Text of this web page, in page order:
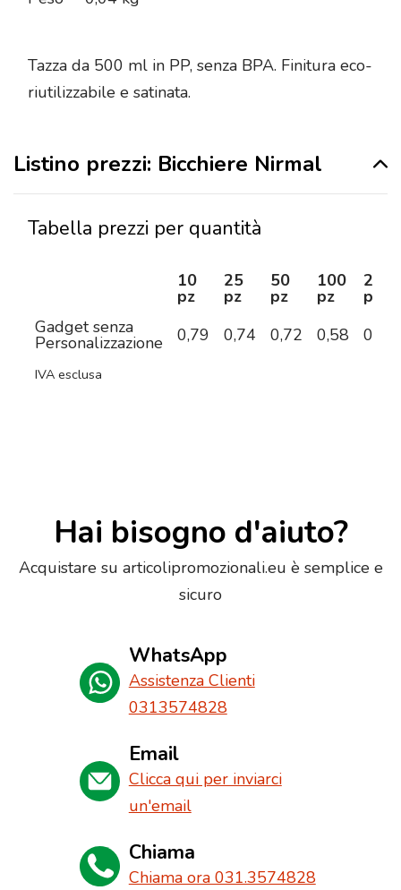
Tazza da 500 ml in PP, senza BPA. Finitura eco-
riutilizzabile e satinata.
Listino prezzi: Bicchiere Nirmal
Tabella prezzi per quantità
10
pz
25
pz
50
pz
100
pz
250
pz
Gadget senza
Personalizzazione 0,79 0,74 0,72 0,58 0,46
IVA esclusa
Hai bisogno d'aiuto?
Acquistare su articolipromozionali.eu è semplice e
sicuro
WhatsApp
Assistenza Clienti
0313574828
Email
Clicca qui per inviarci
un'email
Chiama
Chiama ora 031.3574828